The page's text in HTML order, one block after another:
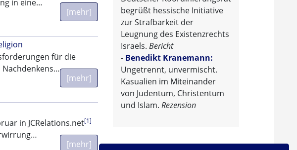
begrüßt hessische Initiative
zur Strafbarkeit der
Leugnung des Existenzrechts
Israels. Bericht
- Benedikt Kranemann:
Ungetrennt, unvermischt.
Kasualien im Miteinander
von Judentum, Christentum
und Islam. Rezension
in eine…
[mehr]
für die
Nachdenkens…
[mehr]
in JCRelations.net[1]
[mehr]